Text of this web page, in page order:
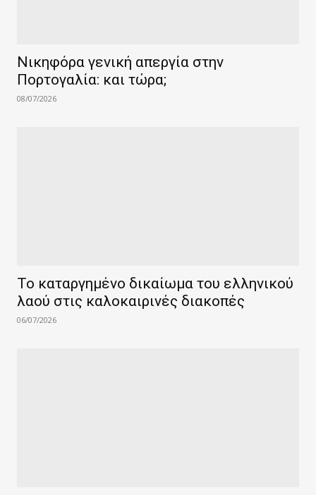
Νικηφόρα γενική απεργία στην
Πορτογαλία: και τώρα;
08/07/2026
Το καταργημένο δικαίωμα του ελληνικού
λαού στις καλοκαιρινές διακοπές
06/07/2026